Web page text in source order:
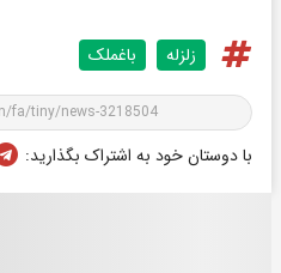
زلزله باغملک
با دوستان خود به اشتراک بگذارید: